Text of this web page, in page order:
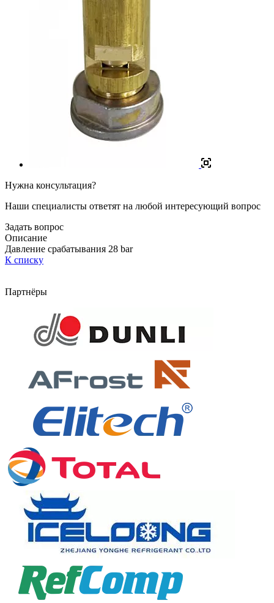
Нужна консультация?
Наши специалисты ответят на любой интересующий вопрос
Задать вопрос
Описание
Давление срабатывания 28 bar
К списку
Партнёры